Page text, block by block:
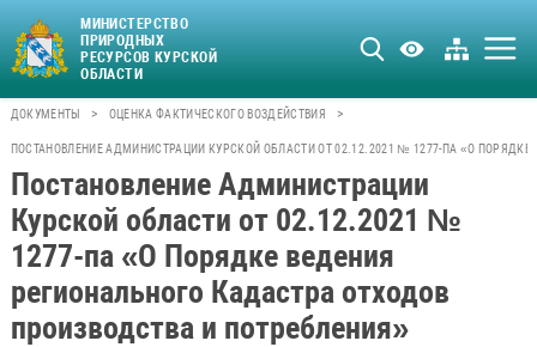
МИНИСТЕРСТВО
ПРИРОДНЫХ
РЕСУРСОВ КУРСКОЙ
ОБЛАСТИ
ДОКУМЕНТЫ > ОЦЕНКА ФАКТИЧЕСКОГО ВОЗДЕЙСТВИЯ >
ПОСТАНОВЛЕНИЕ АДМИНИСТРАЦИИ КУРСКОЙ ОБЛАСТИ ОТ 02.12.2021 № 1277-ПА «О
Постановление Администрации
Курской области от 02.12.2021 №
1277-па «О Порядке ведения
регионального Кадастра отходов
производства и потребления»